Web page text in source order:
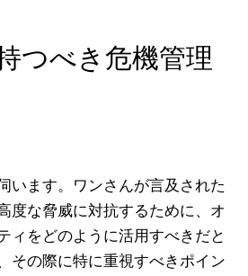
つべき危機管理
います。ワンさんが言及された
度な脅威に対抗するために、オ
ィをどのように活用すべきだと
その際に特に重視すべきポイン